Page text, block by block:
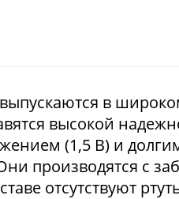
в
высокой
(1,5 В) и
производятся с
отсутствуют